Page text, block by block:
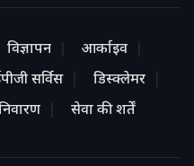
विज्ञापन
आर्काइव
सर्विस
डिस्क्लेमर
सेवा की शर्तें